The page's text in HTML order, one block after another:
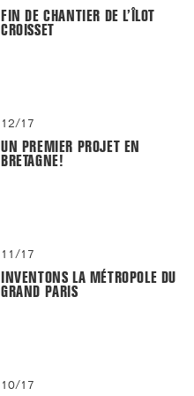
FIN DE CHANTIER DE L’ÎLOT
CROISSET
12/17
UN PREMIER PROJET EN
BRETAGNE!
11/17
INVENTONS LA MÉTROPOLE DU
GRAND PARIS
10/17